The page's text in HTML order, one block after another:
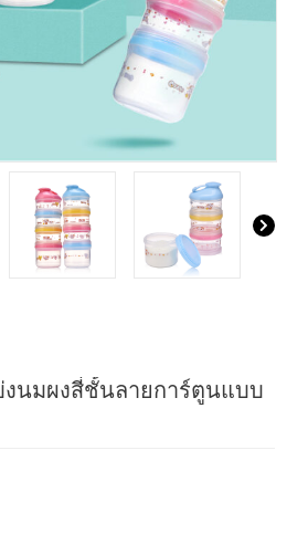
งนมผงสี่ชั้นลายการ์ตูนแบบ